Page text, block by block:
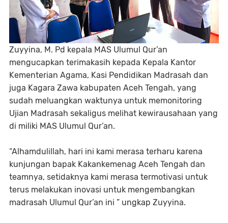
Zuyyina, M. Pd kepala MAS Ulumul Qur’an
mengucapkan terimakasih kepada Kepala Kantor
Kementerian Agama, Kasi Pendidikan Madrasah dan
juga Kagara Zawa kabupaten Aceh Tengah, yang
sudah meluangkan waktunya untuk memonitoring
Ujian Madrasah sekaligus melihat kewirausahaan yang
di miliki MAS Ulumul Qur’an.
“Alhamdulillah, hari ini kami merasa terharu karena
kunjungan bapak Kakankemenag Aceh Tengah dan
teamnya, setidaknya kami merasa termotivasi untuk
terus melakukan inovasi untuk mengembangkan
madrasah Ulumul Qur’an ini ” ungkap Zuyyina.